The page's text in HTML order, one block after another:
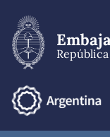
contenido
principal